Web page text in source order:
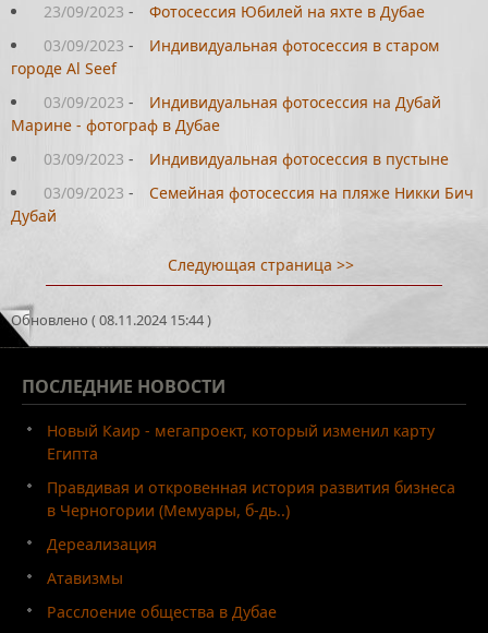
23/09/2023 -
Фотосессия Юбилей на яхте в Дубае
03/09/2023 -
Индивидуальная фотосессия в старом
городе Al Seef
03/09/2023 -
Индивидуальная фотосессия на Дубай
Марине - фотограф в Дубае
03/09/2023 -
Индивидуальная фотосессия в пустыне
03/09/2023 -
Семейная фотосессия на пляже Никки Бич
Дубай
Следующая страница >>
Обновлено ( 08.11.2024 15:44 )
ПОСЛЕДНИЕ НОВОСТИ
Новый Каир - мегапроект, который изменил карту
Египта
Правдивая и откровенная история развития бизнеса
в Черногории (Мемуары, б-дь..)
Дереализация
Атавизмы
Расслоение общества в Дубае